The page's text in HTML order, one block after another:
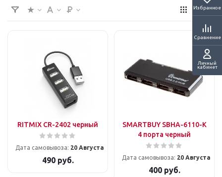
Избранное
Сравнение
Личный
кабинет
RITMIX CR-2402 черный
Дата самовывоза: 20 Августа
490руб.
SMARTBUY SBHA-6110-K
4 порта черный
Дата самовывоза: 20 Августа
400руб.